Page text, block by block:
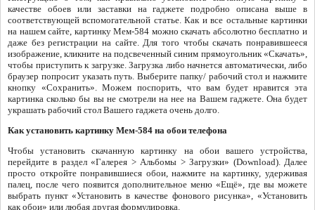
качестве обоев или заставки на гаджете подробно описана выше в
соответствующей вспомогательной статье. Как и все остальные картинки
на нашем сайте, картинку Мем-584 можно скачать абсолютно бесплатно и
даже без регистрации на сайте. Для того чтобы скачать понравившееся
изображение, кликните на подсвеченный синим прямоугольник «Скачать»,
чтобы приступить к загрузке. Загрузка либо начнется автоматически, либо
браузер попросит указать путь. Выберите папку/ рабочий стол и нажмите
кнопку «Сохранить». Можем поспорить, что вам будет нравится эта
картинка сколько бы вы не смотрели на нее на Вашем гаджете. Она будет
украшать рабочий стол Вашего гаджета очень долго.
Как установить картинку Мем-584 на обои телефона
Чтобы установить скачанную картинку на обои вашего устройства,
перейдите в раздел «Галерея > Альбомы > Загрузки» (Download). Далее
просто откройте понравившиеся обои, нажмите на картинку, удерживая
палец, после чего появится дополнительное меню «Ещё», где вы можете
выбрать пункт «Установить в качестве фонового рисунка», «Установить
как обои» или любая другая формулировка.